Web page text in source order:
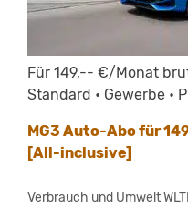
Für 149,-- €/Monat
Standard • Gewerbe •
MG3 Auto-Abo für
[All-inclusive]
Verbrauch und Umwelt